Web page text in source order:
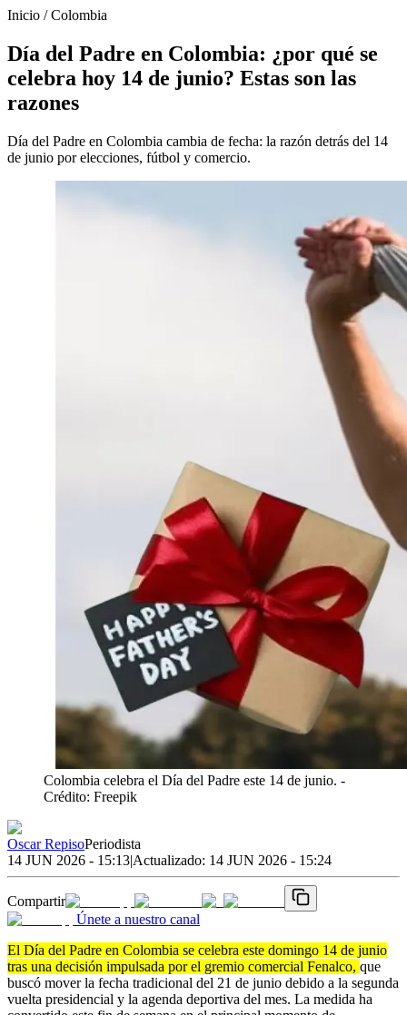
Inicio /Colombia
Día del Padre en Colombia: ¿por qué se
celebra hoy 14 de junio? Estas son las
razones
Día del Padre en Colombia cambia de fecha: la razón detrás del 14
de junio por elecciones, fútbol y comercio.
Colombia celebra el Día del Padre este 14 de junio. -
Crédito: Freepik
Oscar RepisoPeriodista
14 JUN 2026 - 15:13|Actualizado: 14 JUN 2026 - 15:24
Compartir
Únete a nuestro canal
El Día del Padre en Colombia se celebra este domingo 14 de junio
tras una decisión impulsada por el gremio comercial Fenalco, que
buscó mover la fecha tradicional del 21 de junio debido a la segunda
vuelta presidencial y la agenda deportiva del mes. La medida ha